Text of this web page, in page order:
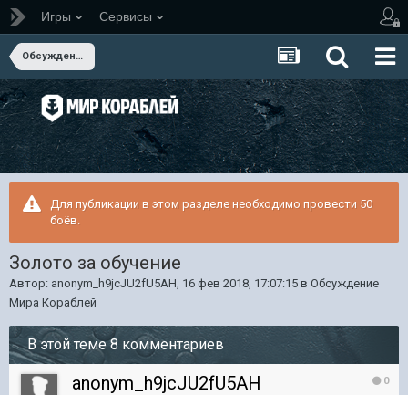
Игры Сервисы
Обсуждение Мира Кораблей
Для публикации в этом разделе необходимо провести 50
боёв.
Золото за обучение
Автор: anonym_h9jcJU2fU5AH, 16 фев 2018, 17:07:15 в Обсуждение
Мира Кораблей
В этой теме 8 комментариев
0
anonym_h9jcJU2fU5AH